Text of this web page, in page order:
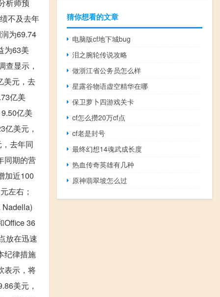
析师预
不及去年
为69.74
为63美
显示，
美元，去
亿美
亿美
美元，
去年同
同期的营
加近100
左右；
Office 36
放在迅速
纪律措施
表示，将
美元，
猜你想看的文章
电脑版cf地下城bug
泪之腕轮传说攻略
做浙江省公务员怎么样
星露谷物语虚空精华在哪
保卫萝卜四游戏关卡
cf怎么攒20万cf点
cf老是封号
最终幻想14魂武成长度
热血传奇英雄有几种
原神翡翠坡怎么过